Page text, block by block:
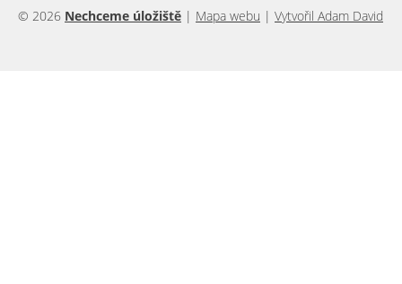
© 2026 Nechceme úložiště | Mapa webu | Vytvořil Adam David